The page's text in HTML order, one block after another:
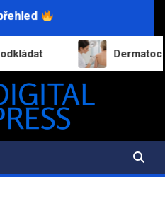
Dermatochirurgie v praxi:
den